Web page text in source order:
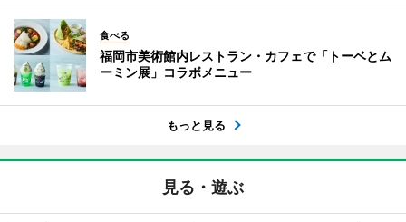
食べる
福岡市美術館内レストラン・カフェで「トーベとム
ーミン展」コラボメニュー
もっと見る
見る・遊ぶ